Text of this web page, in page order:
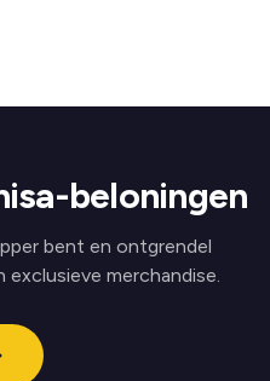
beloningen
bent en ontgrendel
merchandise.